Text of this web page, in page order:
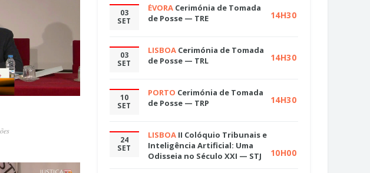
03
SET
ÉVORA Cerimónia de Tomada
de Posse — TRE
14H30
03
SET
LISBOA Cerimónia de Tomada
de Posse — TRL
14H30
10
SET
PORTO Cerimónia de Tomada
de Posse — TRP
14H30
24
SET
LISBOA II Colóquio Tribunais e
Inteligência Artificial: Uma
Odisseia no Século XXI — STJ
10H00